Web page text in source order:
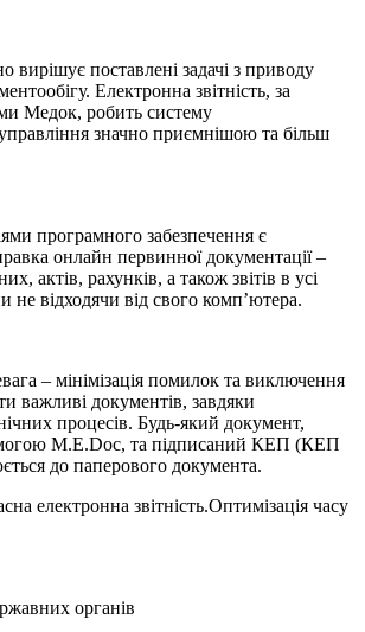
вирішує поставлені задачі з приводу
Електронна звітність, за
Медок, робить систему
значно приємнішою та більш
програмного забезпечення є
онлайн первинної документації –
актів, рахунків, а також звітів в усі
не відходячи від свого комп’ютера.
– мінімізація помилок та виключення
важливі документів, завдяки
процесів. Будь-який документ,
M.E.Doc, та підписаний КЕП (КЕП
до паперового документа.
органів